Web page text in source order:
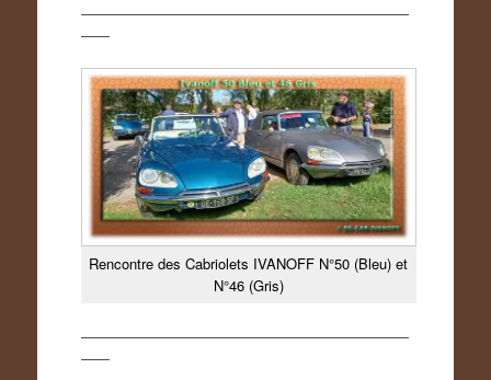
———————————————————————
——
Rencontre des Cabriolets IVANOFF N°50 (Bleu) et
N°46 (Gris)
———————————————————————
——